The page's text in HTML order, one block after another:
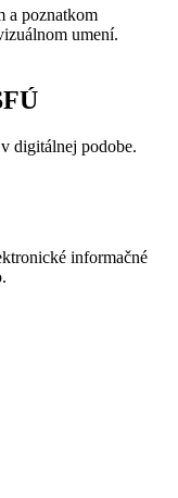
a poznatkom
umení.
digitálnej podobe.
informačné